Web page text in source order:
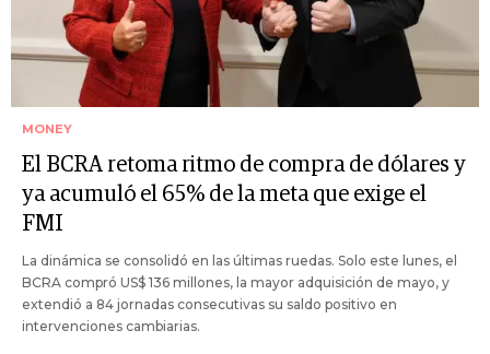
MONEY
El BCRA retoma ritmo de compra de dólares y
ya acumuló el 65% de la meta que exige el
FMI
La dinámica se consolidó en las últimas ruedas. Solo este lunes, el
BCRA compró US$ 136 millones, la mayor adquisición de mayo, y
extendió a 84 jornadas consecutivas su saldo positivo en
intervenciones cambiarias.